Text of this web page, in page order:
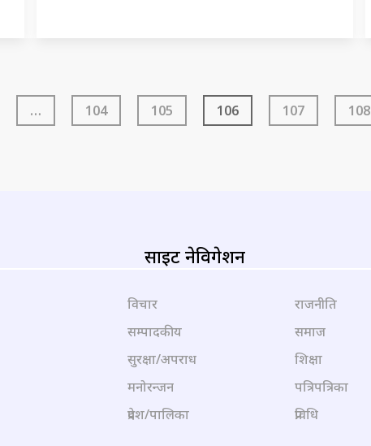
… 104 105 106 107 108
साइट नेविगेशन
विचार
सम्पादकीय
सुरक्षा/अपराध
मनोरन्जन
प्रदेश/पालिका
राजनीति
समाज
शिक्षा
पत्रिपत्रिका
प्रविधि